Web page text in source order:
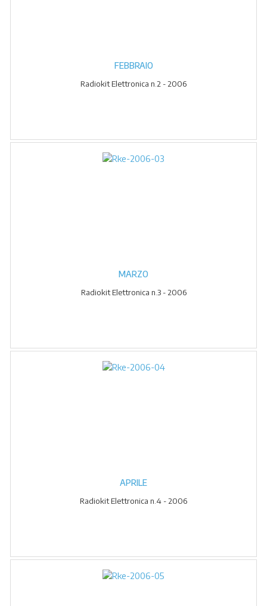
FEBBRAIO
Radiokit Elettronica n.2 - 2006
MARZO
Radiokit Elettronica n.3 - 2006
APRILE
Radiokit Elettronica n.4 - 2006